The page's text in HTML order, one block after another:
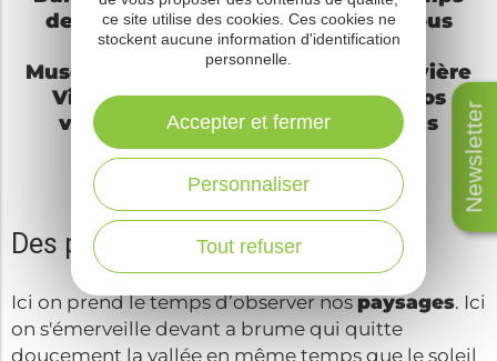
Newsletter
de… » et pourtant nos vacances nous
paraissent toujours trop courtes.
Muse de nombreuses légendes, la rivière
Viaur et ses paysages berceront vos
vacances et ne vous laisseront pas
insensibles...
Des paysages ressourçants
Ici on prend le temps d’observer nospaysages. Ici
on s'émerveille devant a brume qui quitte
doucement la vallée en même temps que le soleil
ce site utilise des cookies. Ces cookies ne
stockent aucune information d'identification
personnelle.
Tout refuser
Personnaliser
Accepter et fermer